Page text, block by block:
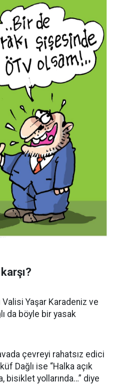
Yaşar Karadeniz ve
da böyle bir yasak
çevreyi rahatsız edici
Dağlı ise “Halka açık
bisiklet yollarında…” diye